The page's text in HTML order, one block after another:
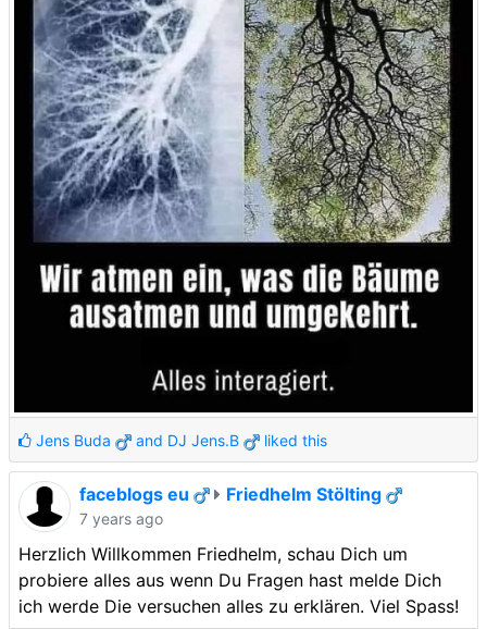
Jens Buda and DJ Jens.B liked this
faceblogs eu Friedhelm Stölting
7 years ago
Herzlich Willkommen Friedhelm, schau Dich um
probiere alles aus wenn Du Fragen hast melde Dich
ich werde Die versuchen alles zu erklären. Viel Spass!